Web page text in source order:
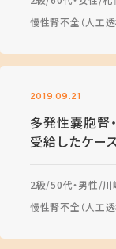
慢性腎不全（人工透
2019.09.21
多発性嚢胞腎
受給したケー
2級 50代・男性 川
慢性腎不全（人工透